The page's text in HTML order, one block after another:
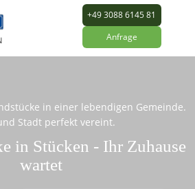
+49 3088 6145 81
Anfrage
in einer lebendigen Gemeinde.
Stadt perfekt vereint.
in Stücken - Ihr Zuhause
wartet